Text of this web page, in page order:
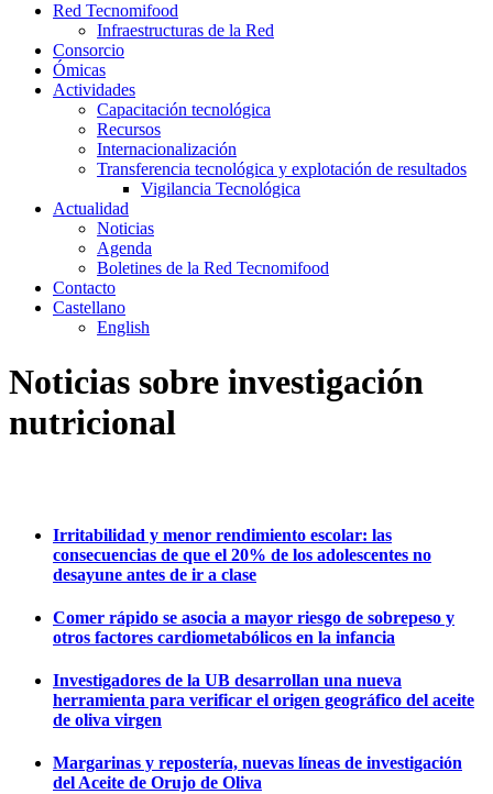
Red Tecnomifood
Infraestructuras de la Red
Consorcio
Ómicas
Actividades
Capacitación tecnológica
Recursos
Internacionalización
Transferencia tecnológica y explotación de resultados
Vigilancia Tecnológica
Actualidad
Noticias
Agenda
Boletines de la Red Tecnomifood
Contacto
Castellano
English
Noticias sobre investigación
nutricional
Irritabilidad y menor rendimiento escolar: las
consecuencias de que el 20% de los adolescentes no
desayune antes de ir a clase
Comer rápido se asocia a mayor riesgo de sobrepeso y
otros factores cardiometabólicos en la infancia
Investigadores de la UB desarrollan una nueva
herramienta para verificar el origen geográfico del aceite
de oliva virgen
Margarinas y repostería, nuevas líneas de investigación
del Aceite de Orujo de Oliva